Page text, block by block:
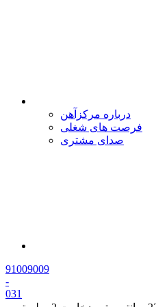
درباره مرکزآهن
فرصت های شغلی
صدای مشتری
91009009
-
031